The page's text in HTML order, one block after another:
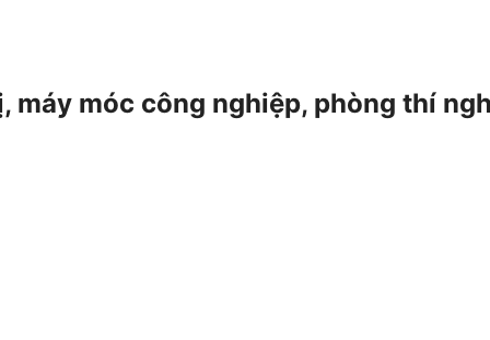
máy móc công nghiệp, phòng thí